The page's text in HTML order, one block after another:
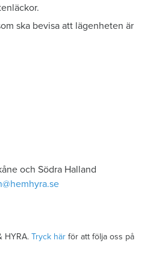
ska bevisa att lägenheten är
och Södra Halland
HYRA. Tryck här för att följa oss på